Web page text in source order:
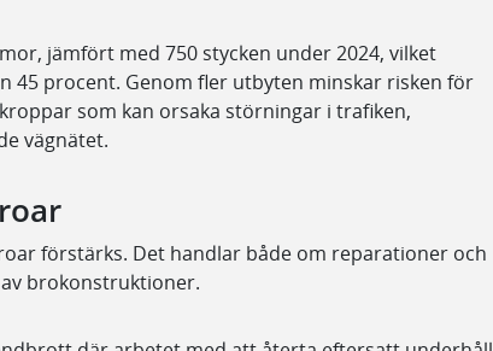
jämfört med 750 stycken under 2024, vilket
45 procent. Genom fler utbyten minskar risken för
som kan orsaka störningar i trafiken,
vägnätet.
förstärks. Det handlar både om reparationer och
brokonstruktioner.